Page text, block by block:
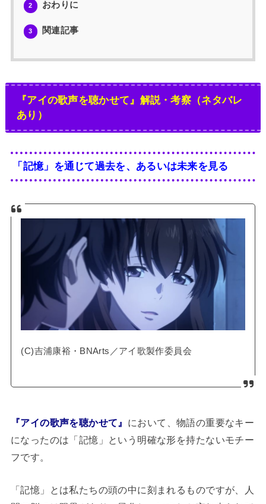
2 おわりに
3 関連記事
『アイの歌声を聴かせて』解説・考察（ネタバレ
あり）
「記憶」を通じて過去を、あるいは未来を見る
(C)吉浦康裕・BNArts／アイ歌製作委員会
『アイの歌声を聴かせて』 において、物語の重要なキー
になったのは「記憶」という明確な形を持たないモチー
フです。
「記憶」とは私たちの頭の中に刻まれるものですが、人